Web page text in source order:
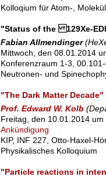
Kolloqium für Atom-,
"Status of the 129Xe-
Fabian Allmendinger
Mittwoch, den 08.01.2014
Konferenzraum 1-3,
Neutronen- und
"The Dark Matter Decade"
Prof. Edward W. Kolb
Freitag, den 10.01.2014
Ankündigung
KIP, INF 227, Otto-Haxel-
Physikalisches Kolloquium
"Particle reactions in